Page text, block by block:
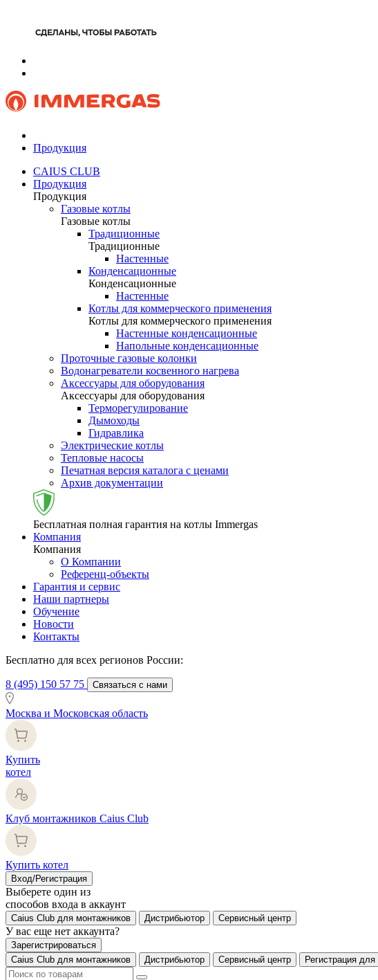
Продукция
CAIUS CLUB
Продукция
Продукция
Газовые котлы
Газовые котлы
Традиционные
Традиционные
Настенные
Конденсационные
Конденсационные
Настенные
Котлы для коммерческого применения
Котлы для коммерческого применения
Настенные конденсационные
Напольные конденсационные
Проточные газовые колонки
Водонагреватели косвенного нагрева
Аксессуары для оборудования
Аксессуары для оборудования
Терморегулирование
Дымоходы
Гидравлика
Электрические котлы
Тепловые насосы
Печатная версия каталога с ценами
Архив документации
Бесплатная полная гарантия на котлы Immergas
Компания
Компания
О Компании
Референц-объекты
Гарантия и сервис
Наши партнеры
Обучение
Новости
Контакты
Бесплатно для всех регионов России:
8 (495) 150 57 75 Связаться с нами
Москва и Московская область
Купить
котел
Клуб монтажников Caius Club
Купить котел
Вход/Регистрация
Выберете один из
способов входа в аккаунт
Caius Club для монтажников Дистрибьютор Сервисный центр
У вас еще нет аккаунта?
Зарегистрироваться
Caius Club для монтажников
Дистрибьютор Сервисный центр